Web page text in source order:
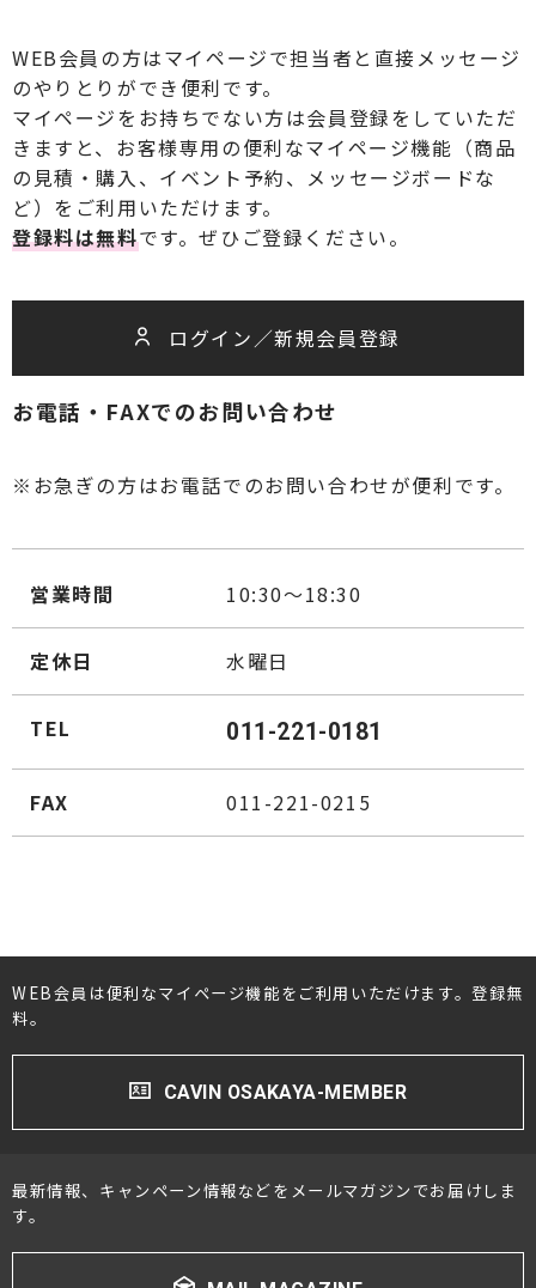
WEB会員の方はマイページで担当者と直接メッセージ
のやりとりができ便利です。
マイページをお持ちでない方は会員登録をしていただ
きますと、お客様専用の便利なマイページ機能（商品
の見積・購入、イベント予約、メッセージボードな
ど）をご利用いただけます。
登録料は無料です。ぜひご登録ください。
ログイン／新規会員登録
お電話・FAXでのお問い合わせ
※お急ぎの方はお電話でのお問い合わせが便利です。
営業時間 10:30～18:30
定休日 水曜日
TEL 011-221-0181
FAX 011-221-0215
WEB会員は便利なマイページ機能をご利用いただけます。登録無
料。
CAVIN OSAKAYA-MEMBER
最新情報、キャンペーン情報などをメールマガジンでお届けしま
す。